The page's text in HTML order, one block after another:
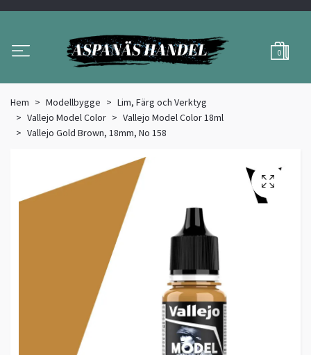
0
Hem Modellbygge
Lim, Färg och Verktyg
Vallejo Model Color
Vallejo Model Color 18ml
Vallejo Gold Brown, 18mm, No 158